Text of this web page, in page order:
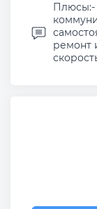
Плюсы:-
ремонт